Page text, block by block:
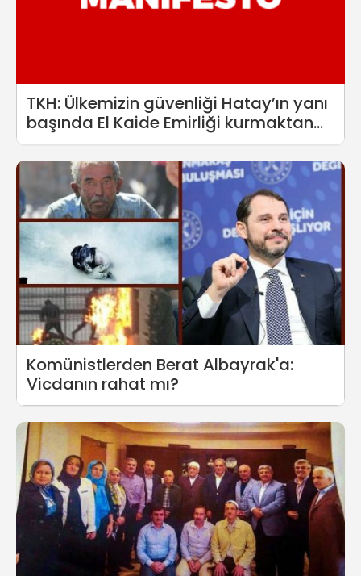
TKH: Ülkemizin güvenliği Hatay’ın yanı
başında El Kaide Emirliği kurmaktan
mı geçiyor?
Komünistlerden Berat Albayrak'a:
Vicdanın rahat mı?